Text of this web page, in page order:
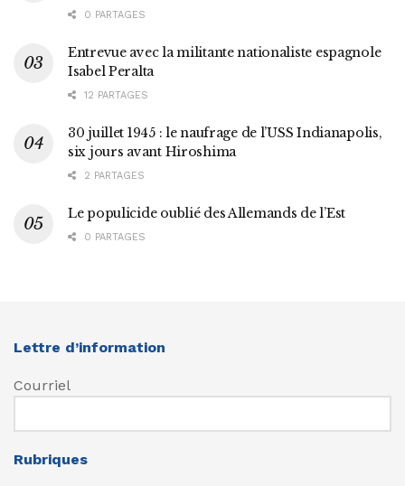
0 PARTAGES
Entrevue avec la militante nationaliste espagnole
Isabel Peralta
12 PARTAGES
30 juillet 1945 : le naufrage de l’USS Indianapolis,
six jours avant Hiroshima
2 PARTAGES
Le populicide oublié des Allemands de l’Est
0 PARTAGES
Lettre d’information
Courriel
Rubriques